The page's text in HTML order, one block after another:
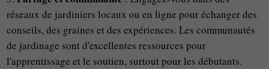
réseaux de jardiniers locaux ou en ligne pour échanger des
conseils, des graines et des expériences. Les communautés
de jardinage sont d'excellentes ressources pour
l'apprentissage et le soutien, surtout pour les débutants.